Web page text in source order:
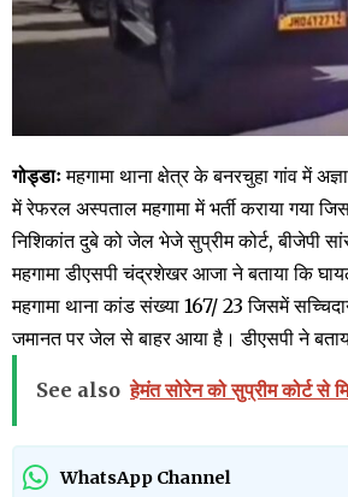
गोड्डाःमहगामा थाना क्षेत्र के बनरचुहा गांव में
में रेफरल अस्पताल महगामा में भर्ती कराया गया
निशिकांत दुबे को जेल भेजे सुप्रीम कोर्ट, बीजेपी
महगामा डीएसपी चंद्रशेखर आजा ने बताया कि
महगामा थाना कांड संख्या 167/ 23 जिसमें
जमानत पर जेल से बाहर आया है। डीएसपी ने बताया
See also हेमंत सोरेन को सुप्रीम कोर्ट से
WhatsApp Channel